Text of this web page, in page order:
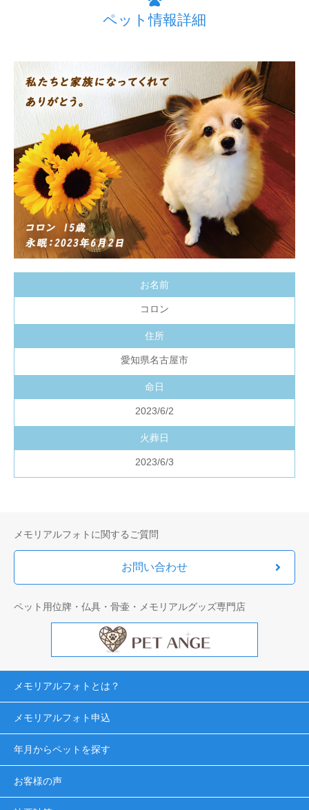
ペット情報詳細
お名前
コロン
住所
愛知県名古屋市
命日
2023/6/2
火葬日
2023/6/3
メモリアルフォトに関するご質問
お問い合わせ
ペット用位牌・仏具・骨壷・メモリアルグッズ専門店
メモリアルフォトとは？
メモリアルフォト申込
年月からペットを探す
お客様の声